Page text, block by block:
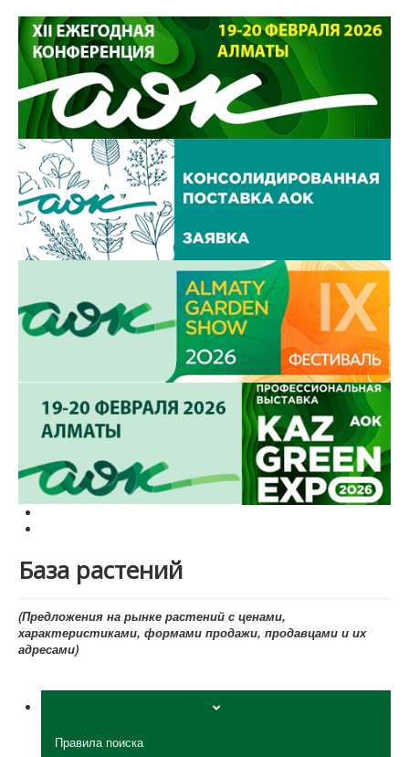
База растений
(Предложения на рынке растений с ценами,
характеристиками, формами продажи, продавцами и их
адресами)
Правила поиска